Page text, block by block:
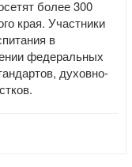
более 300
края. Участники
в
федеральных
духовно-